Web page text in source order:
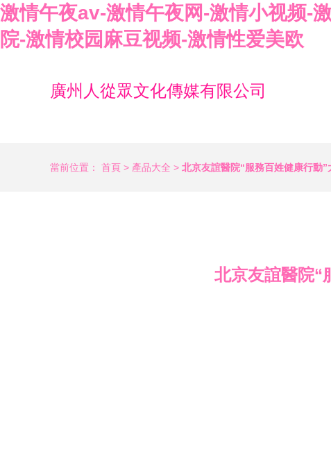
激情午夜av-激情午夜网-激情小视频-
院-激情校园麻豆视频-激情性爱美欧
廣州人從眾文化傳媒有限公司
當前位置： 首頁 > 產品大全 > 北京友誼醫院“服務百姓健康行動
北京友誼醫院“